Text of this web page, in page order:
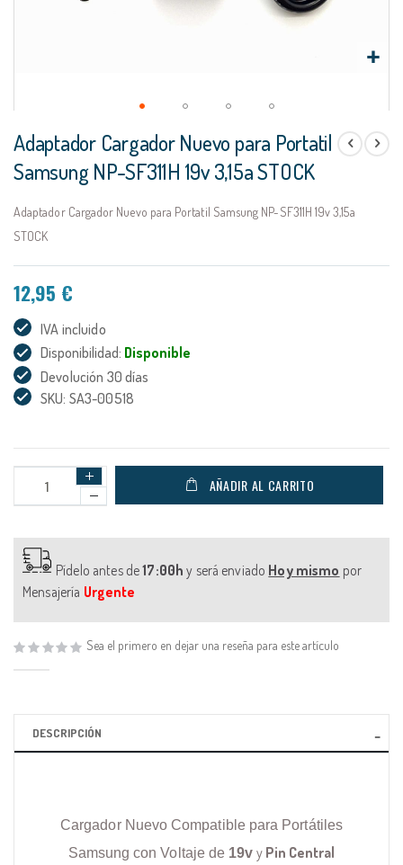
al
comienzo
de
galería
de
Adaptador Cargador Nuevo para Portatil
Samsung NP-SF311H 19v 3,15a STOCK
Adaptador Cargador Nuevo para Portatil Samsung NP-SF311H 19v 3,15a
STOCK
12,95 €
IVA incluido
Disponibilidad: Disponible
Devolución 30 días
SKU: SA3-00518
AÑADIR AL CARRITO
Pídelo antes de17:00h y será enviado Hoy mismo por
Mensajería Urgente
Sea el primero en dejar una reseña para este artículo
DESCRIPCIÓN
Cargador Nuevo Compatible para Portátiles
Samsung con Voltaje de 19v y Pin Central